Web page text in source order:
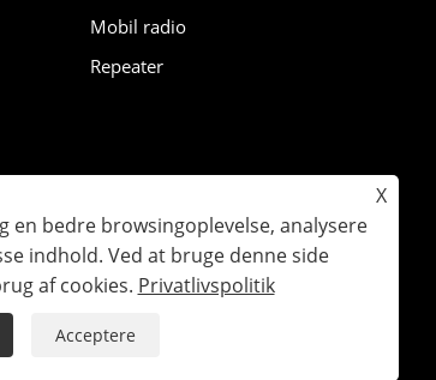
Mobil radio
Repeater
Co., Ltd. Alle rettigheder forbeholdes.
X
en bedre browsingoplevelse, analysere
indhold. Ved at bruge denne side
af cookies. Privatlivspolitik
Acceptere